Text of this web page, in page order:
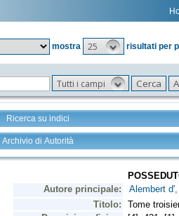
mostra
25 risultati per
Tutti i campi
Ricerca su indici
Archivio di Autorità